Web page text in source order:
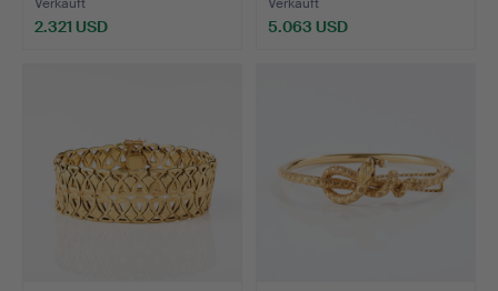
2.321 USD
5.063 USD